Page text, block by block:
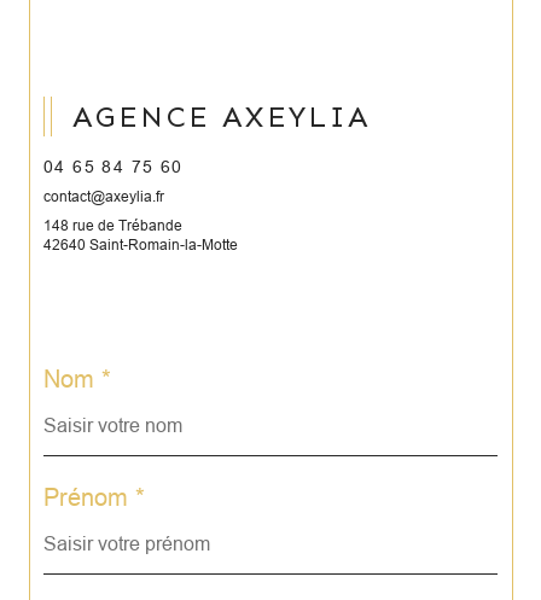
AGENCE AXEYLIA
04 65 84 75 60
contact@axeylia.fr
148 rue de Trébande
42640 Saint-Romain-la-Motte
Nom *
Prénom *